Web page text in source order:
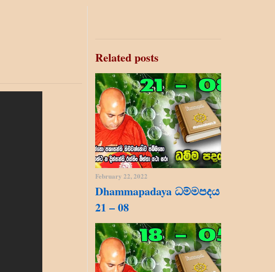
Related posts
February 22, 2022
Dhammapadaya ධම්මපදය
21 – 08